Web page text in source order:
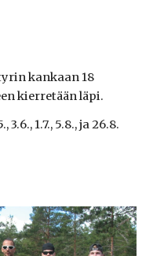
kankaan 18
kierretään läpi.
1.7., 5.8., ja 26.8.